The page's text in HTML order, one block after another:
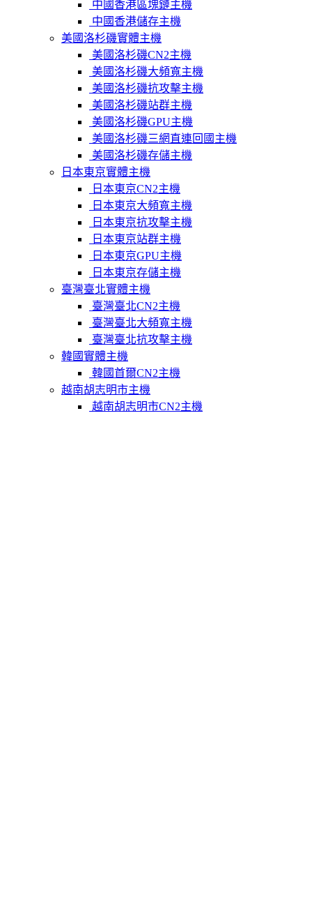
中國香港區塊鏈主機
中國香港儲存主機
美國洛杉磯實體主機
美國洛杉磯CN2主機
美國洛杉磯大頻寬主機
美國洛杉磯抗攻擊主機
美國洛杉磯站群主機
美國洛杉磯GPU主機
美國洛杉磯三網直連回國主機
美國洛杉磯存儲主機
日本東京實體主機
日本東京CN2主機
日本東京大頻寬主機
日本東京抗攻擊主機
日本東京站群主機
日本東京GPU主機
日本東京存儲主機
臺灣臺北實體主機
臺灣臺北CN2主機
臺灣臺北大頻寬主機
臺灣臺北抗攻擊主機
韓國實體主機
韓國首爾CN2主機
越南胡志明市主機
越南胡志明市CN2主機